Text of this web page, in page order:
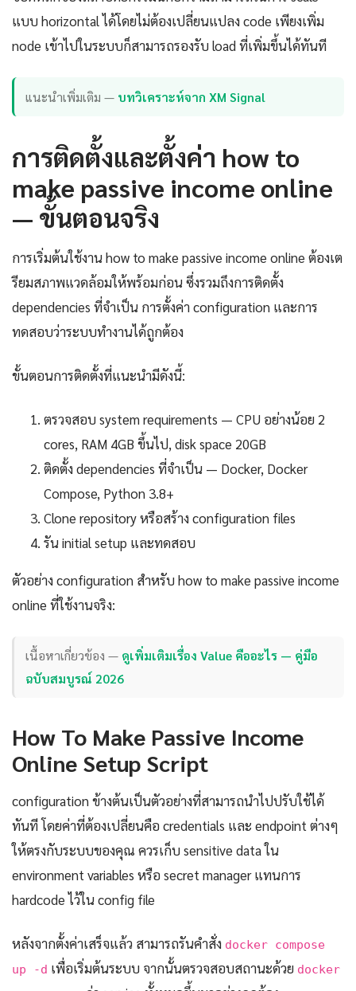
แบบ horizontal ได้โดยไม่ต้องเปลี่ยนแปลง code เพียงเพิ่ม
node เข้าไปในระบบก็สามารถรองรับ load ที่เพิ่มขึ้นได้ทันที
แนะนำเพิ่มเติม — บทวิเคราะห์จาก XM Signal
การติดตั้งและตั้งค่า how to
make passive income online
— ขั้นตอนจริง
การเริ่มต้นใช้งาน how to make passive income online ต้องเต
รียมสภาพแวดล้อมให้พร้อมก่อน ซึ่งรวมถึงการติดตั้ง
dependencies ที่จำเป็น การตั้งค่า configuration และการ
ทดสอบว่าระบบทำงานได้ถูกต้อง
ขั้นตอนการติดตั้งที่แนะนำมีดังนี้:
ตรวจสอบ system requirements — CPU อย่างน้อย 2
cores, RAM 4GB ขึ้นไป, disk space 20GB
ติดตั้ง dependencies ที่จำเป็น — Docker, Docker
Compose, Python 3.8+
Clone repository หรือสร้าง configuration files
รัน initial setup และทดสอบ
ตัวอย่าง configuration สำหรับ how to make passive income
online ที่ใช้งานจริง:
เนื้อหาเกี่ยวข้อง — ดูเพิ่มเติมเรื่อง Value คืออะไร — คู่มือ
ฉบับสมบูรณ์ 2026
How To Make Passive Income
Online Setup Script
configuration ข้างต้นเป็นตัวอย่างที่สามารถนำไปปรับใช้ได้
ทันที โดยค่าที่ต้องเปลี่ยนคือ credentials และ endpoint ต่างๆ
ให้ตรงกับระบบของคุณ ควรเก็บ sensitive data ใน
environment variables หรือ secret manager แทนการ
hardcode ไว้ใน config file
หลังจากตั้งค่าเสร็จแล้ว สามารถรันคำสั่ง docker compose
up -d เพื่อเริ่มต้นระบบ จากนั้นตรวจสอบสถานะด้วย docker